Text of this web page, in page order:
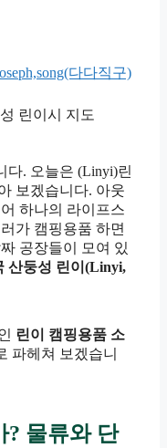
다다직구)
다. 오늘은 (Linyi)린
보겠습니다. 아웃
하나의 라이프스
가 캠핑용품 하면
공장들이 모여 있
산둥성 린이(Linyi,
린이 캠핑용품 소
파헤쳐 보겠습니
? 물류와 단